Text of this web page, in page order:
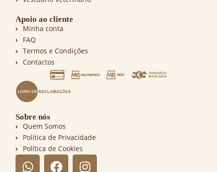
Apoio ao cliente
Minha conta
FAQ
Termos e Condições
Contactos
Sobre nós
Quem Somos
Política de Privacidade
Política de Cookies